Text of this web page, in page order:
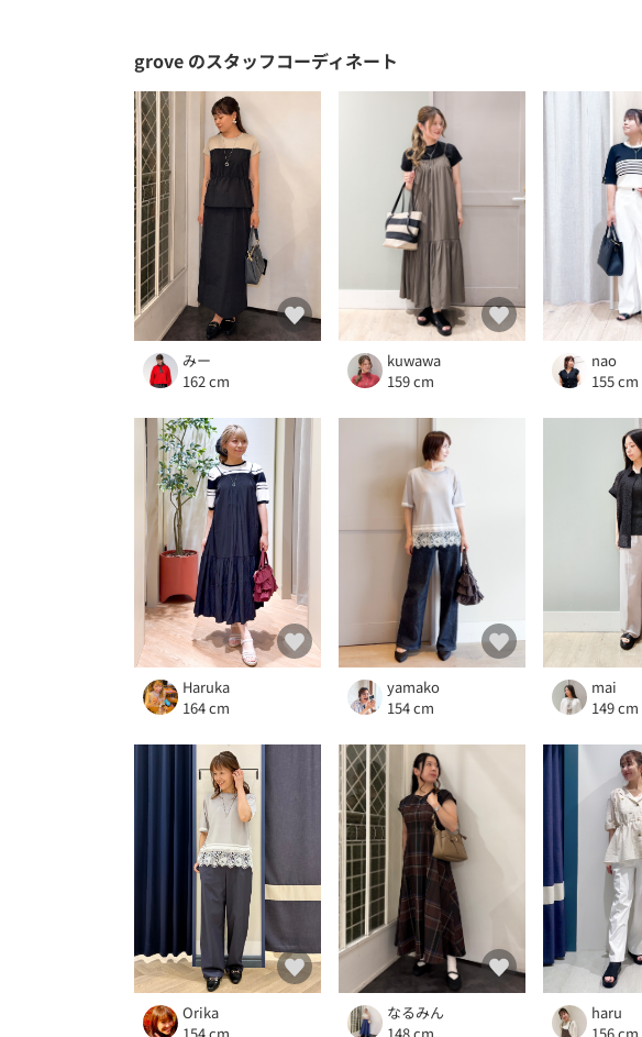
grove のスタッフコーディネート
みー
162 cm
kuwawa
159 cm
nao
155 cm
Haruka
164 cm
yamako
154 cm
mai
149 cm
Orika
なるみん
haru